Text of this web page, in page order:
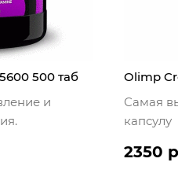
500 таб
и
Olimp
Самая
капсулу
2350